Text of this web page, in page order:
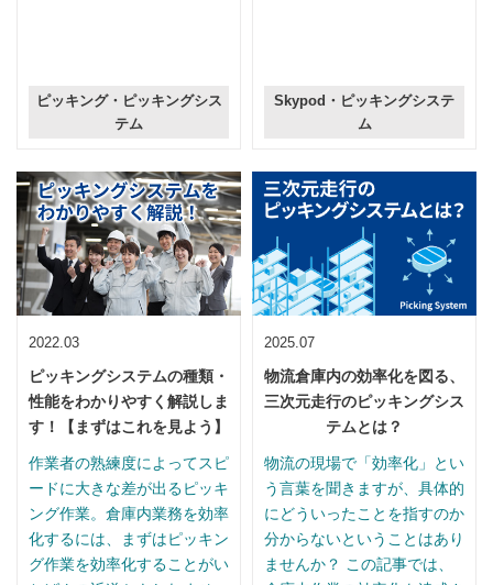
ピッキング・ピッキングシス
テム
Skypod・ピッキングシステ
ム
2022.03
ピッキングシステムの種類・
性能をわかりやすく解説しま
す！【まずはこれを見よう】
作業者の熟練度によってスピ
ードに大きな差が出るピッキ
ング作業。倉庫内業務を効率
化するには、まずはピッキン
グ作業を効率化することがい
2025.07
物流倉庫内の効率化を図る、
三次元走行のピッキングシス
テムとは？
物流の現場で「効率化」とい
う言葉を聞きますが、具体的
にどういったことを指すのか
分からないということはあり
ませんか？ この記事では、